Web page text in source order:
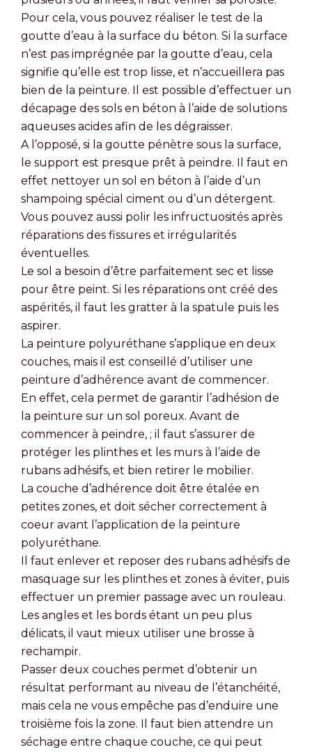
Pour cela, vous pouvez réaliser le test de la
goutte d’eau à la surface du béton. Si la surface
n’est pas imprégnée par la goutte d’eau, cela
signifie qu’elle est trop lisse, et n’accueillera pas
bien de la peinture. Il est possible d’effectuer un
décapage des sols en béton à l’aide de solutions
aqueuses acides afin de les dégraisser.
A l’opposé, si la goutte pénètre sous la surface,
le support est presque prêt à peindre. Il faut en
effet nettoyer un sol en béton à l’aide d’un
shampoing spécial ciment ou d’un détergent.
Vous pouvez aussi polir les infructuosités après
réparations des fissures et irrégularités
éventuelles.
Le sol a besoin d’être parfaitement sec et lisse
pour être peint. Si les réparations ont créé des
aspérités, il faut les gratter à la spatule puis les
aspirer.
La peinture polyuréthane s’applique en deux
couches, mais il est conseillé d’utiliser une
peinture d’adhérence avant de commencer.
En effet, cela permet de garantir l’adhésion de
la peinture sur un sol poreux. Avant de
commencer à peindre, ; il faut s’assurer de
protéger les plinthes et les murs à l’aide de
rubans adhésifs, et bien retirer le mobilier.
La couche d’adhérence doit être étalée en
petites zones, et doit sécher correctement à
coeur avant l’application de la peinture
polyuréthane.
Il faut enlever et reposer des rubans adhésifs de
masquage sur les plinthes et zones à éviter, puis
effectuer un premier passage avec un rouleau.
Les angles et les bords étant un peu plus
délicats, il vaut mieux utiliser une brosse à
rechampir.
Passer deux couches permet d’obtenir un
résultat performant au niveau de l’étanchéité,
mais cela ne vous empêche pas d’enduire une
troisième fois la zone. Il faut bien attendre un
séchage entre chaque couche, ce qui peut